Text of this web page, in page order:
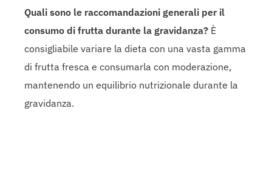
Quali sono le raccomandazioni generali per il
consumo di frutta durante la gravidanza? È
consigliabile variare la dieta con una vasta gamma
di frutta fresca e consumarla con moderazione,
mantenendo un equilibrio nutrizionale durante la
gravidanza.